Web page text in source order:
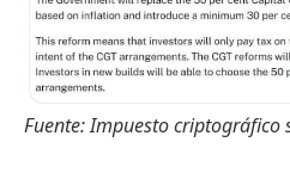
Fuente:Impuesto criptográfico